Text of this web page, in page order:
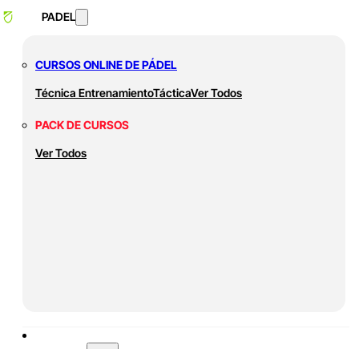
PADEL
CURSOS ONLINE DE PÁDEL
Técnica EntrenamientoTácticaVer Todos
PACK DE CURSOS
Ver Todos